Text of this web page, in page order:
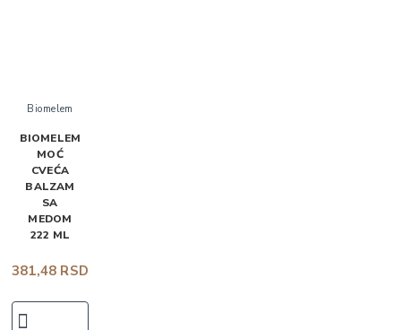
Biomelem
BIOMELEM
MOĆ
CVEĆA
BALZAM
SA
MEDOM
222 ML
381,48 RSD